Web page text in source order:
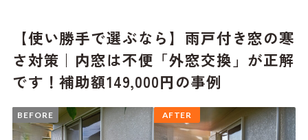
【使い勝手で選ぶなら】雨戸付き窓の寒
さ対策｜内窓は不便「外窓交換」が正解
です！補助額149,000円の事例
BEFORE AFTER